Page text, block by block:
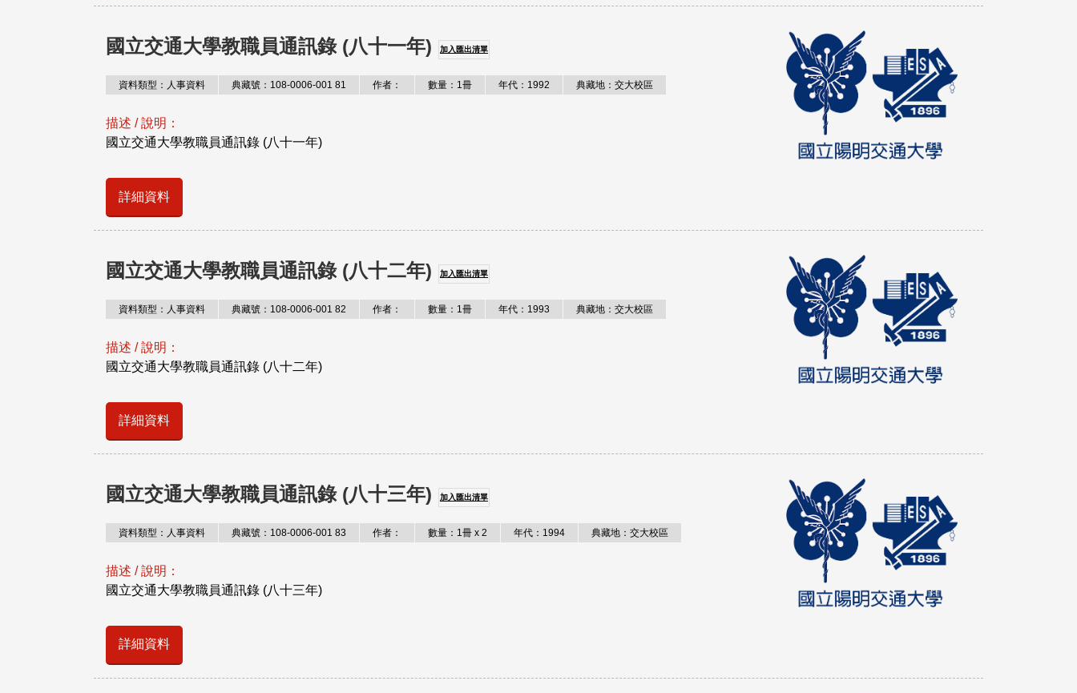
國立交通大學教職員通訊錄 (八十一年) 加入匯出清單
資料類型：人事資料 典藏號：108-0006-001 81 作者： 數量：1冊 年代：1992 典藏地：交大校區
描述 / 說明：
國立交通大學教職員通訊錄 (八十一年)
詳細資料
國立交通大學教職員通訊錄 (八十二年) 加入匯出清單
資料類型：人事資料 典藏號：108-0006-001 82 作者： 數量：1冊 年代：1993 典藏地：交大校區
描述 / 說明：
國立交通大學教職員通訊錄 (八十二年)
詳細資料
國立交通大學教職員通訊錄 (八十三年) 加入匯出清單
資料類型：人事資料 典藏號：108-0006-001 83 作者： 數量：1冊 x 2 年代：1994 典藏地：交大校區
描述 / 說明：
國立交通大學教職員通訊錄 (八十三年)
詳細資料